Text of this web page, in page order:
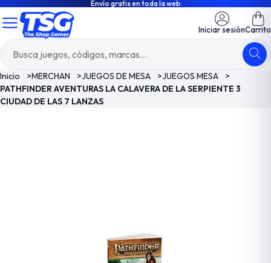
Envío gratis en toda la web
Iniciar sesiónCarrito
Inicio >MERCHAN >JUEGOS DE MESA >JUEGOS MESA
>
PATHFINDER AVENTURAS LA CALAVERA DE LA SERPIENTE 3
CIUDAD DE LAS 7 LANZAS